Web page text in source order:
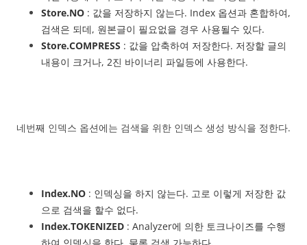
Store.NO : 값을 저장하지 않는다. Index 옵션과 혼합하여,
검색은 되데, 원본글이 필요없을 경우 사용될수 있다.
Store.COMPRESS : 값을 압축하여 저장한다. 저장할 글의
내용이 크거나, 2진 바이너리 파일등에 사용한다.
네번째 인덱스 옵션에는 검색을 위한 인덱스 생성 방식을 정한다.
Index.NO : 인덱싱을 하지 않는다. 고로 이렇게 저장한 값
으로 검색을 할수 없다.
Index.TOKENIZED : Analyzer에 의한 토크나이즈를 수행